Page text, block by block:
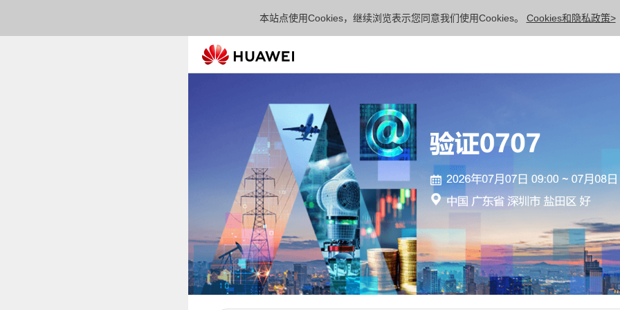
本站点使用Cookies，继续浏览表示您同意我们使用Cookies。 Cookies和隐私政策>